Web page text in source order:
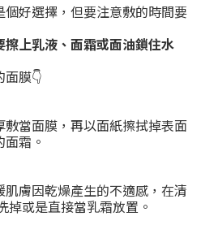
好選擇，但要注意敷的時間要
擦上乳液、面霜或面油鎖住水
膜👇
敷當面膜，再以面紙擦拭掉表面
霜。
肌膚因乾燥產生的不適感，在清
掉或是直接當乳霜放置。